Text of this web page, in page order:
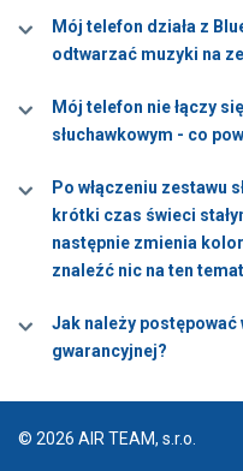
Mój telefon działa z
odtwarzać muzyki na
Mój telefon nie łączy
słuchawkowym - co
Po włączeniu zestawu
krótki czas świeci
następnie zmienia
znaleźć nic na ten
Jak należy postępować
gwarancyjnej?
© 2026 AIR TEAM, s.r.o.